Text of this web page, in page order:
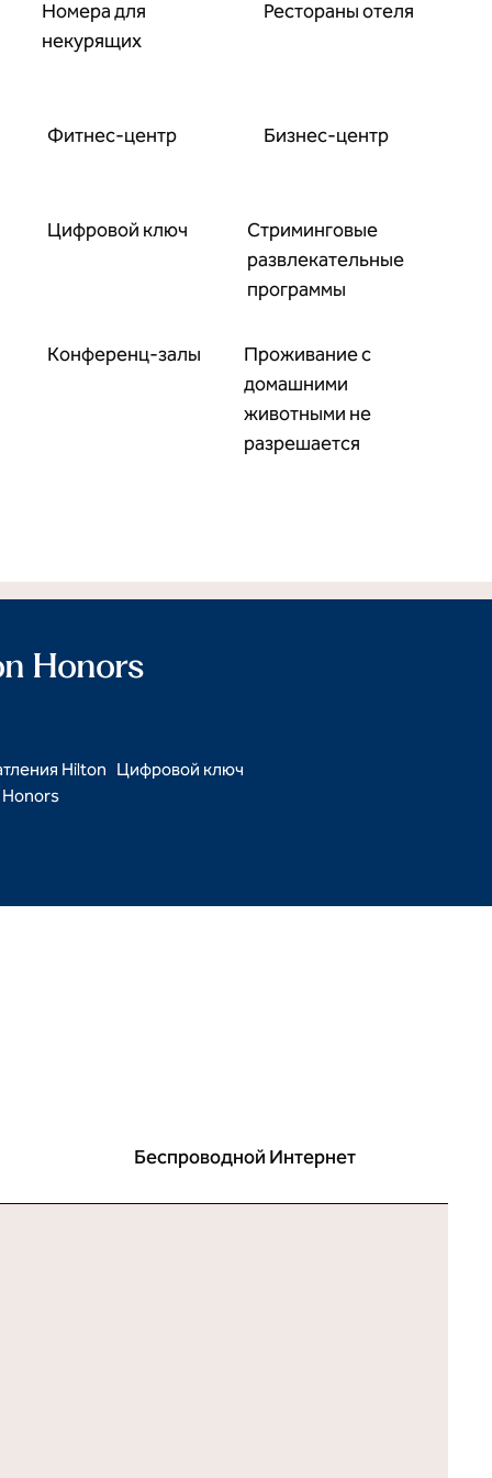
Номера для
некурящих
Рестораны отеля
Фитнес-центр Бизнес-центр
Цифровой ключ
Стриминговые
развлекательные
программы
Конференц-залы
Проживание с
домашними
животными не
разрешается
Honors
Hilton
Honors
Цифровой ключ
Беспроводной Интернет